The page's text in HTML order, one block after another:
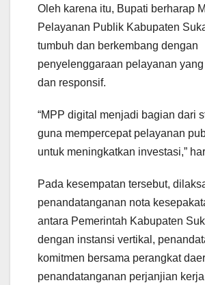
Oleh karena itu, Bupati berharap
Pelayanan Publik Kabupaten
tumbuh dan berkembang dengan
penyelenggaraan pelayanan yang
dan responsif.
“MPP digital menjadi bagian dari
guna mempercepat pelayanan
untuk meningkatkan investasi,”
Pada kesempatan tersebut,
penandatanganan nota
antara Pemerintah Kabupaten
dengan instansi vertikal,
komitmen bersama perangkat
penandatanganan perjanjian